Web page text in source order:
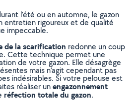
l’été ou en automne, le gazon
entretien rigoureux et de qualité
impeccable.
de la scarification redonne un coup
Cette technique permet une
de votre gazon. Elle désagrège
mais n’agit cependant pas
indésirables. Si votre pelouse est
réaliser unengazonnement
réfection totale du gazon.